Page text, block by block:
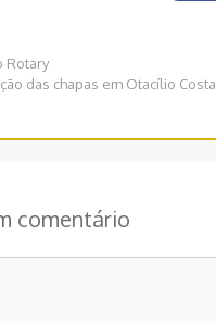
Rotary
das chapas em Otacílio Costa
comentário